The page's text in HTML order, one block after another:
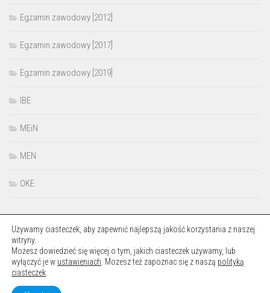
Egzamin zawodowy [2012]
Egzamin zawodowy [2017]
Egzamin zawodowy [2019]
IBE
MEiN
MEN
OKE
Okręgowa Komisja Egzaminacyjna w Łodzi © 2026. Wszelkie prawa
Używamy ciasteczek, aby zapewnić najlepszą jakość korzystania z naszej
witryny.
Możesz dowiedzieć się więcej o tym, jakich ciasteczek używamy, lub
wyłączyć je w ustawieniach . Mozesz też zapoznac się z naszą polityką
ciasteczek